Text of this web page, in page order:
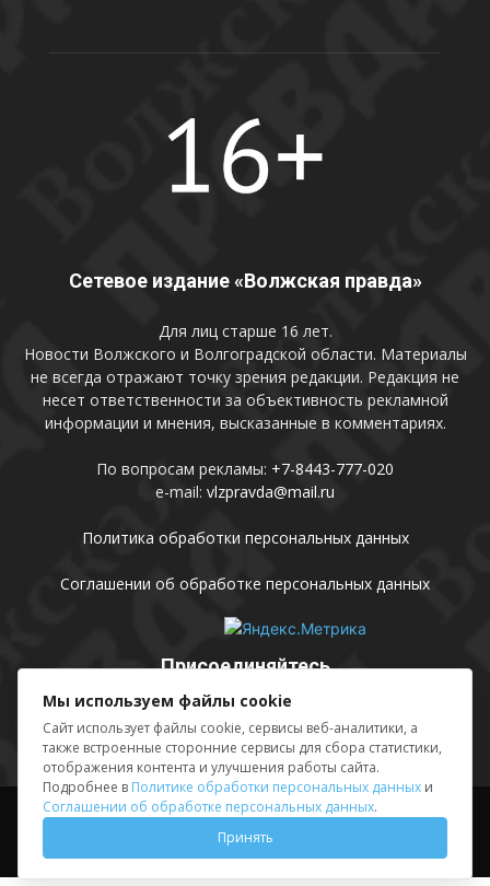
Сетевое издание «Волжская правда»
Для лиц старше 16 лет.
Новости Волжского и Волгоградской области. Материалы
не всегда отражают точку зрения редакции. Редакция не
несет ответственности за объективность рекламной
информации и мнения, высказанные в комментариях.
По вопросам рекламы: +7-8443-777-020
e-mail: vlzpravda@mail.ru
Политика обработки персональных данных
Соглашении об обработке персональных данных
Присоединяйтесь
Выходные данные Sing in
© АМУ «Редакция газеты «Волжская правда», 2012-2026
Мы используем файлы cookie
Сайт использует файлы cookie, сервисы веб-аналитики, а
также встроенные сторонние сервисы для сбора статистики,
отображения контента и улучшения работы сайта.
Подробнее в Политике обработки персональных данных и
Соглашении об обработке персональных данных.
Принять